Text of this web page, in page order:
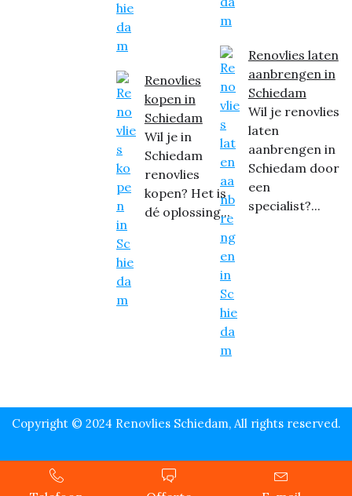
Renovlies
kopen in
Schiedam
Wil je in
Schiedam
renovlies
kopen? Het is
dé oplossing...
Renovlies laten
aanbrengen in
Schiedam
Wil je renovlies
laten
aanbrengen in
Schiedam door
een
specialist?...
Copyright © 2024 Renovlies Schiedam, All rights reserved.